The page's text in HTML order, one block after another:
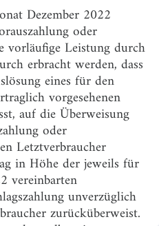
Lieferanten
Vorauszahlung an
Erstattungsanspruch von
Erstattungsanträge
und Nachprüfungsverfahren
und
Dezember 2022
oder
vorläufige Leistung durch
erbracht werden, dass
eines für den
vorgesehenen
auf die Überweisung
oder
Letztverbraucher
in Höhe der jeweils für
vereinbarten
unverzüglich
zurücküberweist.